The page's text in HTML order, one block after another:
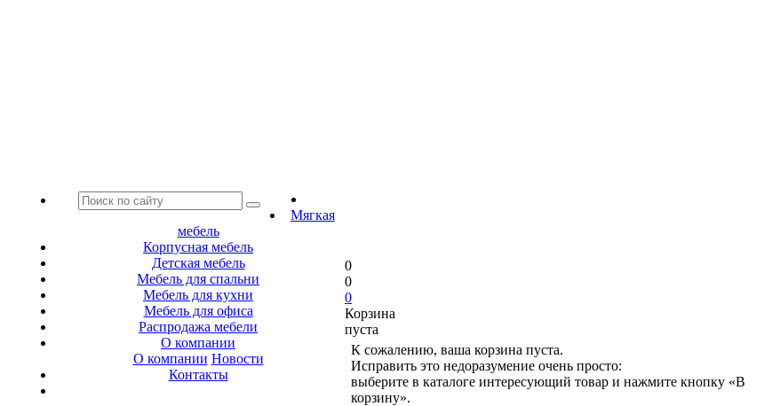
Мягкая
мебель
Корпусная мебель
Детская мебель
Мебель для спальни
Мебель для кухни
Мебель для офиса
Распродажа мебели
О компании
О компании Новости
Контакты
0
0
0
Корзина
пуста
К сожалению, ваша корзина пуста.
Исправить это недоразумение очень просто:
выберите в каталоге интересующий товар и нажмите кнопку «В
корзину».